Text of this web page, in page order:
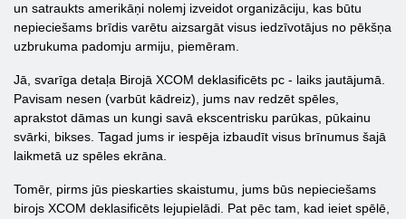
un satraukts amerikāņi nolemj izveidot organizāciju, kas būtu
nepieciešams brīdis varētu aizsargāt visus iedzīvotājus no pēkšņa
uzbrukuma padomju armiju, piemēram.
Jā, svarīga detaļa Birojā XCOM deklasificēts pc - laiks jautājumā.
Pavisam nesen (varbūt kādreiz), jums nav redzēt spēles,
aprakstot dāmas un kungi savā ekscentrisku parūkas, pūkainu
svārki, bikses. Tagad jums ir iespēja izbaudīt visus brīnumus šajā
laikmetā uz spēles ekrāna.
Tomēr, pirms jūs pieskarties skaistumu, jums būs nepieciešams
birojs XCOM deklasificēts lejupielādi. Pat pēc tam, kad ieiet spēlē,